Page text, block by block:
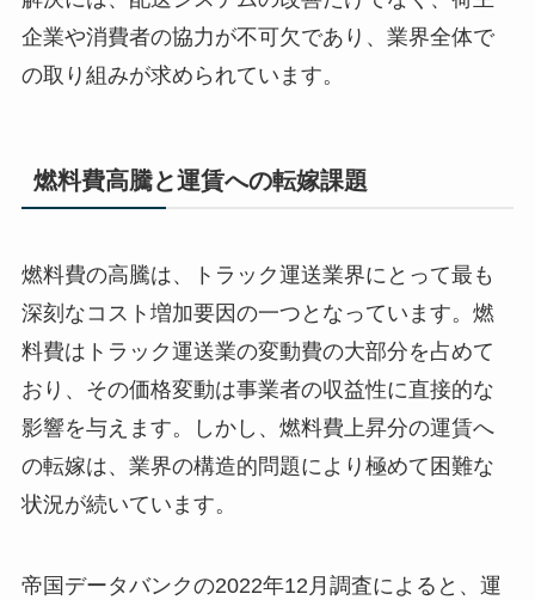
企業や消費者の協力が不可欠であり、業界全体で
の取り組みが求められています。
燃料費高騰と運賃への転嫁課題
燃料費の高騰は、トラック運送業界にとって最も
深刻なコスト増加要因の一つとなっています。燃
料費はトラック運送業の変動費の大部分を占めて
おり、その価格変動は事業者の収益性に直接的な
影響を与えます。しかし、燃料費上昇分の運賃へ
の転嫁は、業界の構造的問題により極めて困難な
状況が続いています。
帝国データバンクの2022年12月調査によると、運